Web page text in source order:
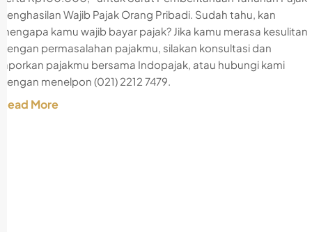
Penghasilan Wajib Pajak Orang Pribadi. Sudah tahu, kan
mengapa kamu wajib bayar pajak? Jika kamu merasa kesulitan
dengan permasalahan pajakmu, silakan konsultasi dan
laporkan pajakmu bersama Indopajak, atau hubungi kami
dengan menelpon (021) 2212 7479.
Read More